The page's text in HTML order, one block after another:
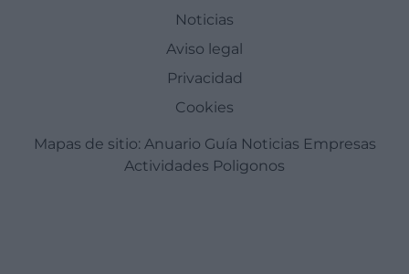
Noticias
Aviso legal
Privacidad
Cookies
Mapas de sitio: Anuario Guía Noticias Empresas
Actividades Poligonos